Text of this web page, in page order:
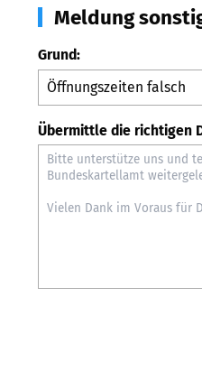
Meldung
Grund:
Übermittle die richtigen